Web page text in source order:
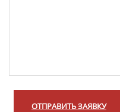
ОТПРАВИТЬ ЗАЯВКУ